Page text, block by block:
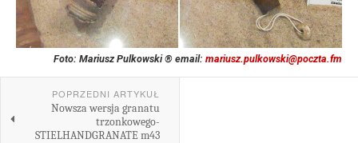
Foto: Mariusz Pulkowski ® email: mariusz.pulkowski@poczta.fm
POPRZEDNI ARTYKUŁ
Nowsza wersja granatu
trzonkowego-
STIELHANDGRANATE m43